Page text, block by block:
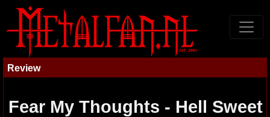
Review
Fear My Thoughts - Hell Sweet